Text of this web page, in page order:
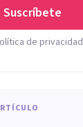
Suscríbete
de privacidad